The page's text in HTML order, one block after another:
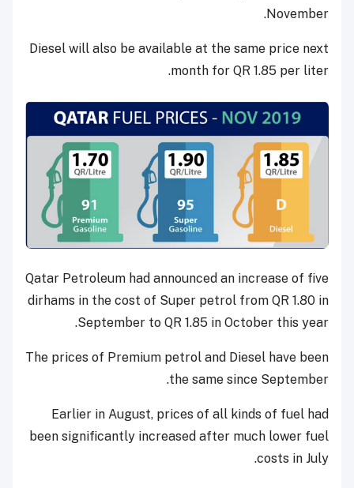
November.
Diesel will also be available at the same price next
month for QR 1.85 per liter.
Qatar Petroleum had announced an increase of five
dirhams in the cost of Super petrol from QR 1.80 in
September to QR 1.85 in October this year.
The prices of Premium petrol and Diesel have been
the same since September.
Earlier in August, prices of all kinds of fuel had
been significantly increased after much lower fuel
costs in July.